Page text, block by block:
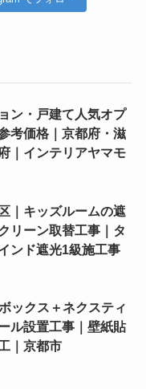
ン・戸建て人気オプ
考価格｜京都府・滋
｜インテリアヤマモ
｜キッズルームの遮
リーン取替工事｜タ
ンド遮光1級施工事
ックス＋ネクスティ
ル設置工事｜壁紙貼
｜京都市